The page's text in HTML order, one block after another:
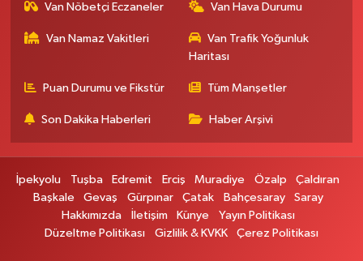
HALK EĞİTİM MERKEZİ KARŞ.NO:1C
0 (537) 031 18 82 Yol Tarifi Al
0 (432) 412 23 33 Yol Tarifi Al
ŞEHİT JANDARMA BİNBAŞI CESUR MAH. VALİ MÜNİR KARALOĞLU
CADDESİ NO:18
Yol Tarifi Al
Van Nöbetçi Eczaneler Van Hava Durumu
Van Namaz Vakitleri
Van Trafik Yoğunluk
Haritası
Puan Durumu ve Fikstür Tüm Manşetler
Son Dakika Haberleri Haber Arşivi
İpekyolu Tuşba Edremit Erciş Muradiye Özalp
Çaldıran
Başkale
Gevaş Gürpınar Çatak Bahçesaray
Saray
Hakkımızda
İletişim Künye
Yayın Politikası
Düzeltme Politikası
Gizlilik & KVKK Çerez Politikası